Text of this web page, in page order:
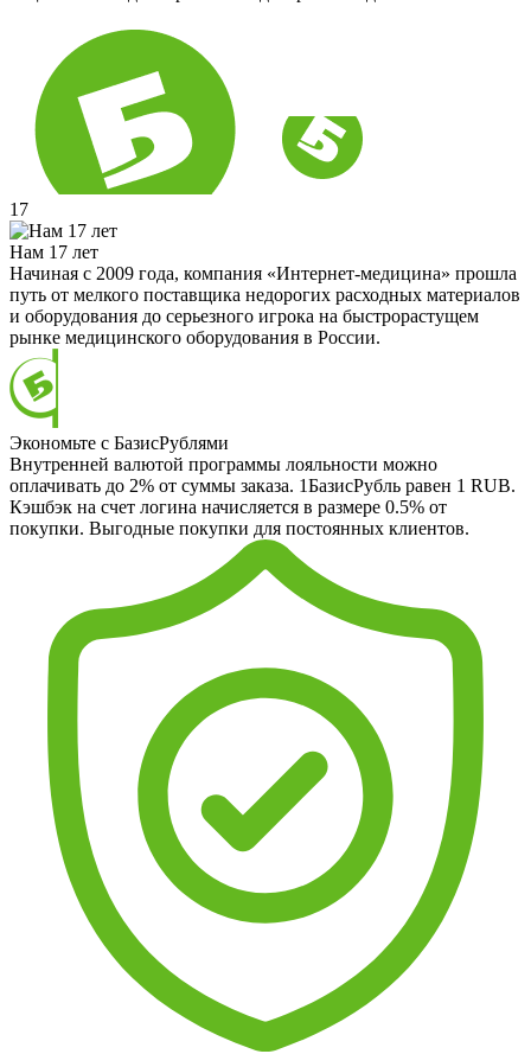
17
Нам 17 лет
Начиная с 2009 года, компания «Интернет-медицина» прошла
путь от мелкого поставщика недорогих расходных материалов
и оборудования до серьезного игрока на быстрорастущем
рынке медицинского оборудования в России.
Экономьте с БазисРублями
Внутренней валютой программы лояльности можно
оплачивать до 2% от суммы заказа. 1БазисРубль равен 1 RUB.
Кэшбэк на счет логина начисляется в размере 0.5% от
покупки. Выгодные покупки для постоянных клиентов.